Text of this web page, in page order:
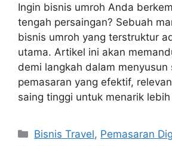
Ingin bisnis umroh Anda
tengah persaingan? Sebuah
bisnis umroh yang terstruktur
utama. Artikel ini akan
demi langkah dalam menyusun
pemasaran yang efektif,
saing tinggi untuk menarik
Categories
Bisnis Travel, Pemasaran